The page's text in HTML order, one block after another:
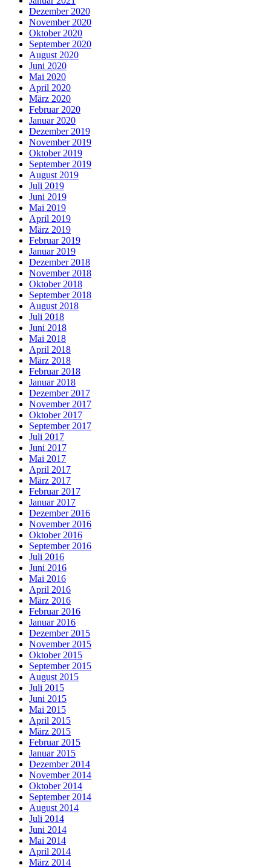
Dezember 2020
November 2020
Oktober 2020
September 2020
August 2020
Juni 2020
Mai 2020
April 2020
März 2020
Februar 2020
Januar 2020
Dezember 2019
November 2019
Oktober 2019
September 2019
August 2019
Juli 2019
Juni 2019
Mai 2019
April 2019
März 2019
Februar 2019
Januar 2019
Dezember 2018
November 2018
Oktober 2018
September 2018
August 2018
Juli 2018
Juni 2018
Mai 2018
April 2018
März 2018
Februar 2018
Januar 2018
Dezember 2017
November 2017
Oktober 2017
September 2017
Juli 2017
Juni 2017
Mai 2017
April 2017
März 2017
Februar 2017
Januar 2017
Dezember 2016
November 2016
Oktober 2016
September 2016
Juli 2016
Juni 2016
Mai 2016
April 2016
März 2016
Februar 2016
Januar 2016
Dezember 2015
November 2015
Oktober 2015
September 2015
August 2015
Juli 2015
Juni 2015
Mai 2015
April 2015
März 2015
Februar 2015
Januar 2015
Dezember 2014
November 2014
Oktober 2014
September 2014
August 2014
Juli 2014
Juni 2014
Mai 2014
April 2014
März 2014